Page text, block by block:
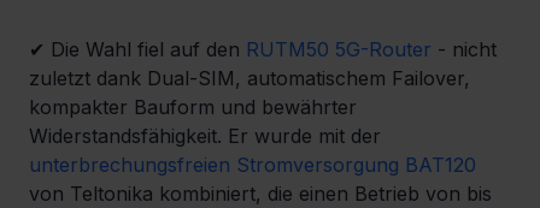
✔ Die Wahl fiel auf den RUTM50 5G-Router - nicht
zuletzt dank Dual-SIM, automatischem Failover,
kompakter Bauform und bewährter
Widerstandsfähigkeit. Er wurde mit der
unterbrechungsfreien Stromversorgung BAT120
von Teltonika kombiniert, die einen Betrieb von bis